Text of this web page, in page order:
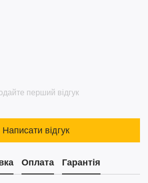
перший відгук
Написати відгук
Оплата Гарантія